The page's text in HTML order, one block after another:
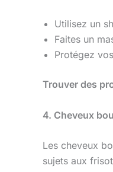
Utilisez un
Faites un
Protégez
Trouver des
4. Cheveux
Les cheveux
sujets aux